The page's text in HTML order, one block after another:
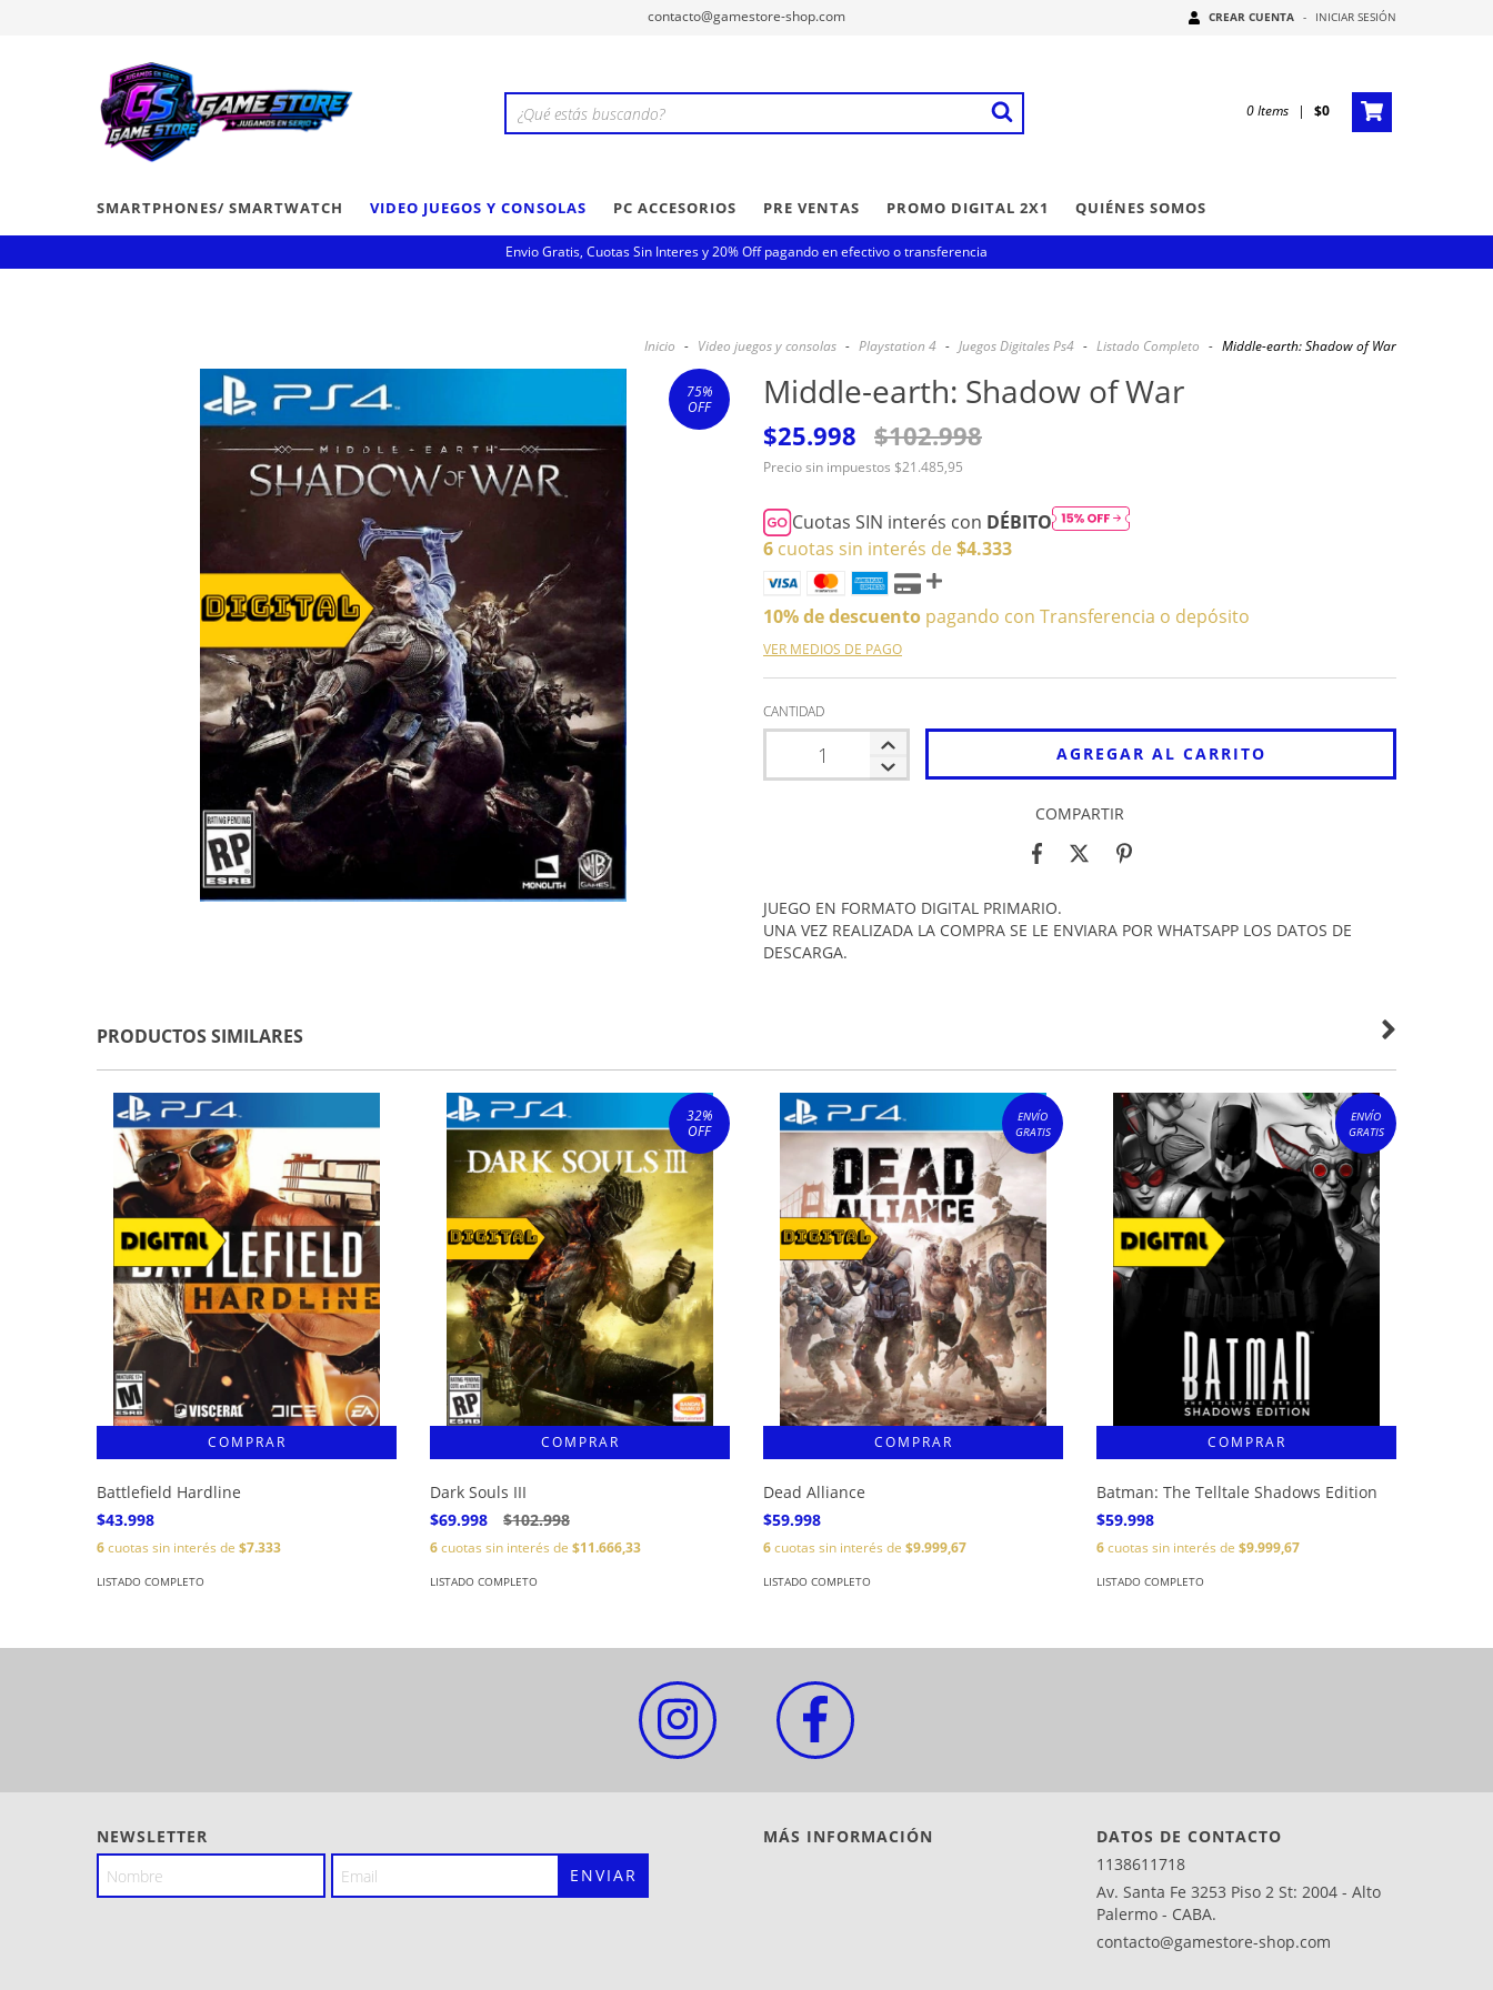
contacto@gamestore-shop.com CREAR CUENTA - INICIAR SESIÓN
0Items | $0
SMARTPHONES/ SMARTWATCH VIDEO JUEGOS Y CONSOLAS PC ACCESORIOS PRE VENTAS PROMO DIGITAL 2X1 QUIÉNES SOMOS
Envio Gratis, Cuotas Sin Interes y 20% Off pagando en efectivo o transferencia
Inicio - Video juegos y consolas - Playstation 4 - Juegos Digitales Ps4 - Listado Completo - Middle-earth: Shadow of War
75%
OFF
Middle-earth: Shadow of War
$25.998 $102.998
Precio sin impuestos $21.485,95
Cuotas SIN interés con DÉBITO
6 cuotas sin interés de $4.333
10% de descuento pagando con Transferencia o depósito
VER MEDIOS DE PAGO
CANTIDAD
COMPARTIR
JUEGO EN FORMATO DIGITAL PRIMARIO.
UNA VEZ REALIZADA LA COMPRA SE LE ENVIARA POR WHATSAPP LOS DATOS DE
DESCARGA.
PRODUCTOS SIMILARES
Battlefield Hardline
$43.998
6cuotas sin interés de $7.333
LISTADO COMPLETO
32%
OFF
Dark Souls III
$69.998
$102.998
6cuotas sin interés de $11.666,33
LISTADO COMPLETO
ENVÍO
GRATIS
Dead Alliance
$59.998
6cuotas sin interés de $9.999,67
LISTADO COMPLETO
ENVÍO
GRATIS
Batman: The Telltale Shadows Edition
$59.998
6cuotas sin interés de $9.999,67
LISTADO COMPLETO
NEWSLETTER MÁS INFORMACIÓN
DATOS DE CONTACTO
1138611718
Av. Santa Fe 3253 Piso 2 St: 2004 - Alto
Palermo - CABA.
contacto@gamestore-shop.com